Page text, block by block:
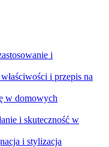
i
i przepis na
w domowych
i skuteczność w
i stylizacja